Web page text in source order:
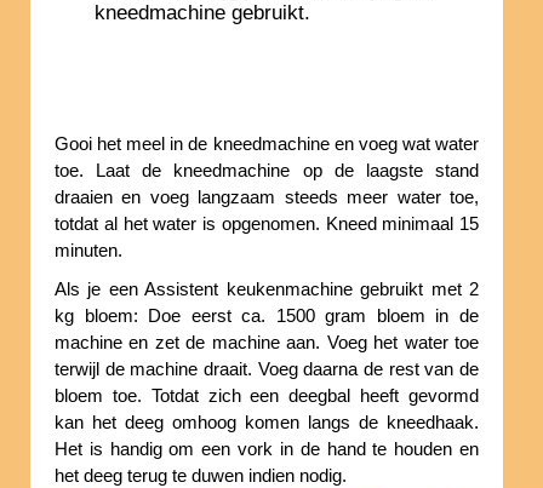
kneedmachine gebruikt.
Gooi het meel in de kneedmachine en voeg wat water
toe. Laat de kneedmachine op de laagste stand
draaien en voeg langzaam steeds meer water toe,
totdat al het water is opgenomen. Kneed minimaal 15
minuten.
Als je een Assistent keukenmachine gebruikt met 2
kg bloem: Doe eerst ca. 1500 gram bloem in de
machine en zet de machine aan. Voeg het water toe
terwijl de machine draait. Voeg daarna de rest van de
bloem toe. Totdat zich een deegbal heeft gevormd
kan het deeg omhoog komen langs de kneedhaak.
Het is handig om een vork in de hand te houden en
het deeg terug te duwen indien nodig.